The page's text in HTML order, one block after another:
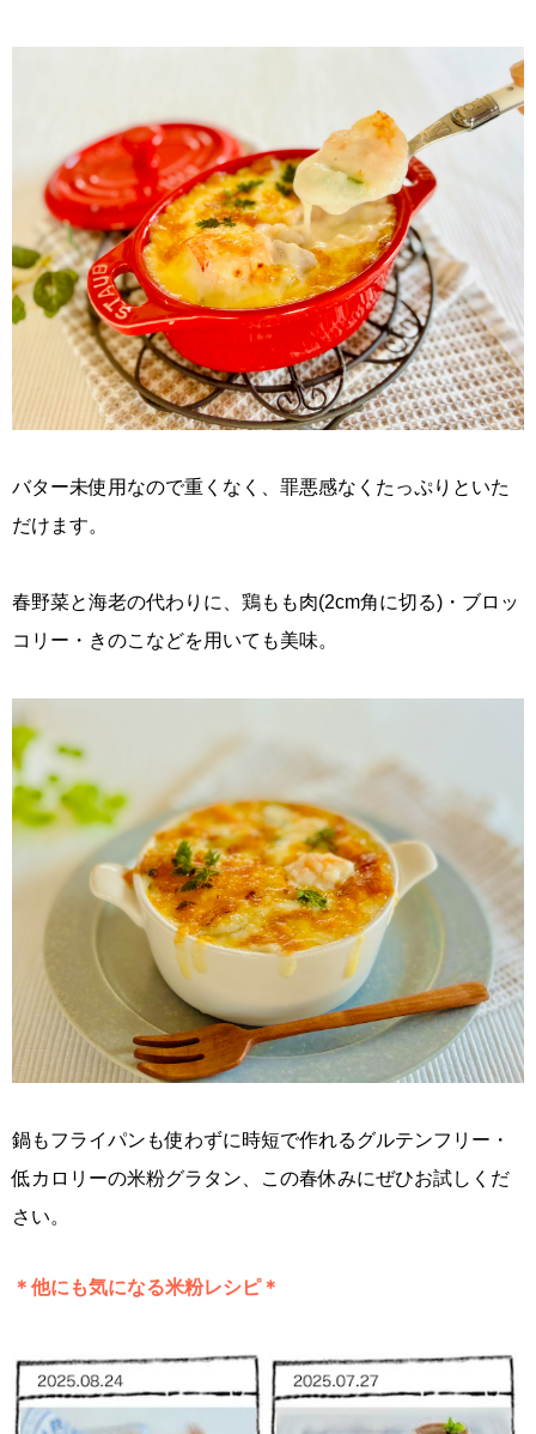
バター未使用なので重くなく、罪悪感なくたっぷりといた
だけます。
春野菜と海老の代わりに、鶏もも肉(2cm角に切る)・ブロッ
コリー・きのこなどを用いても美味。
鍋もフライパンも使わずに時短で作れるグルテンフリー・
低カロリーの米粉グラタン、この春休みにぜひお試しくだ
さい。
＊他にも気になる米粉レシピ＊